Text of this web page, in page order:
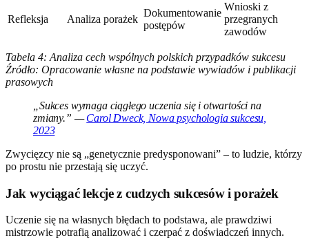
Refleksja Analiza porażek
Dokumentowanie
postępów
Wnioski z
przegranych
zawodów
Tabela 4: Analiza cech wspólnych polskich przypadków sukcesu
Źródło: Opracowanie własne na podstawie wywiadów i publikacji
prasowych
„Sukces wymaga ciągłego uczenia się i otwartości na
zmiany.” —Carol Dweck, Nowa psychologia sukcesu,
2023
Zwycięzcy nie są „genetycznie predysponowani” – to ludzie, którzy
po prostu nie przestają się uczyć.
Jak wyciągać lekcje z cudzych sukcesów i porażek
Uczenie się na własnych błędach to podstawa, ale prawdziwi
mistrzowie potrafią analizować i czerpać z doświadczeń innych.